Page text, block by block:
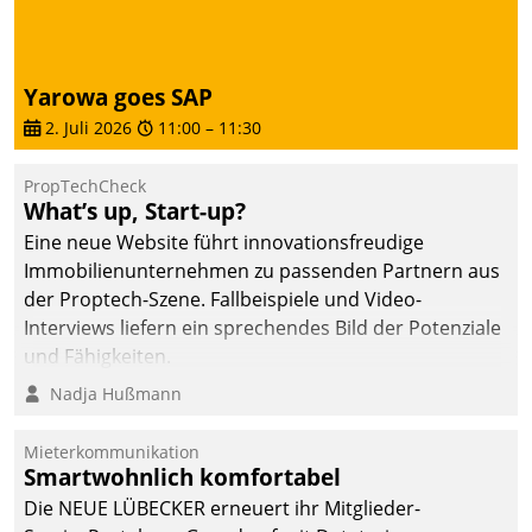
Mietenden zügiger und
effizienter zu bearbeiten.
Yarowa goes SAP
2. Juli 2026 11:00 – 11:30
PropTechCheck
What’s up, Start-up?
Eine neue Website führt innovationsfreudige
Immobilienunternehmen zu passenden Partnern aus
der Proptech-Szene. Fallbeispiele und Video-
Interviews liefern ein sprechendes Bild der Potenziale
und Fähigkeiten.
Nadja Hußmann
Mieterkommunikation
Smartwohnlich komfortabel
Die NEUE LÜBECKER erneuert ihr Mitglieder-